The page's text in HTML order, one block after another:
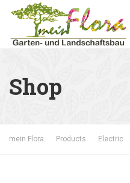
Shop
mein Flora Products Electric